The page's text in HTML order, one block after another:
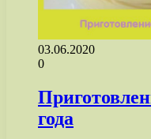
03.06.2020
0
года